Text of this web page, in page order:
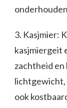
3. Kasjmier:
kasjmiergeit
zachtheid
lichtgewicht,
ook